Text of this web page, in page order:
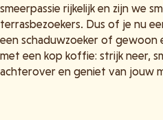
smeerpassie rijkelijk en zijn we
terrasbezoekers. Dus of je nu
een schaduwzoeker of gewoon
met een kop koffie: strijk neer,
achterover en geniet van jouw